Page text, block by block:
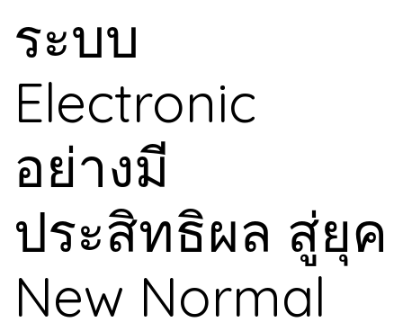
ระบบ
Electronic
อย่างมี
ประสิทธิผล สู่ยุค
New Normal